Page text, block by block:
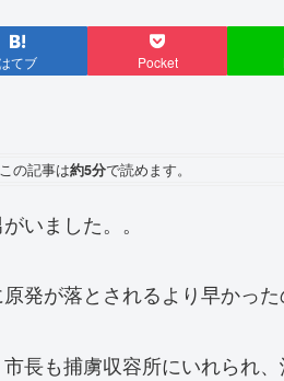
てブ Pocket
この記事は約5分で読めます。
いました。。
発が落とされるより早かった
長も捕虜収容所にいれられ